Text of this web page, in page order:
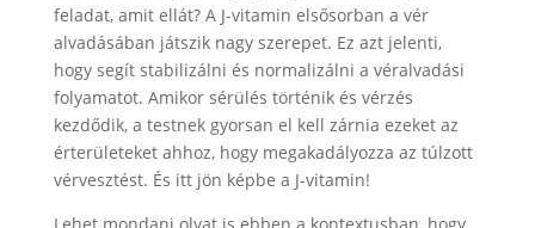
feladat, amit ellát? A J-vitamin elsősorban a vér
alvadásában játszik nagy szerepet. Ez azt jelenti,
hogy segít stabilizálni és normalizálni a véralvadási
folyamatot. Amikor sérülés történik és vérzés
kezdődik, a testnek gyorsan el kell zárnia ezeket az
érterületeket ahhoz, hogy megakadályozza az túlzott
vérvesztést. És itt jön képbe a J-vitamin!